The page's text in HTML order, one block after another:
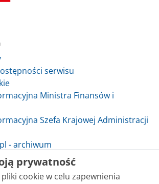
serwisu
Ministra Finansów i
Szefa Krajowej Administracji
- archiwum
prywatność
cookie w celu zapewnienia